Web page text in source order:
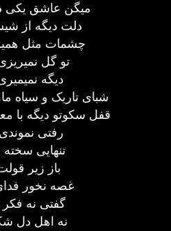
میگن عاشق یکی
دلت دیگه از
چشمات مثل
تو گل
دیگه
شبای تاریک و سیاه
قفل سکوتو دیگه با
رفتی نموندی
تنهایی سخته
باز زیر
غصه نخور
گفتی نه فکر
نه اهل دل